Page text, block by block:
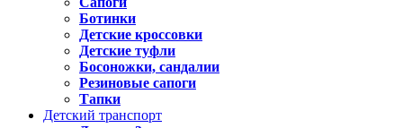
Ботинки
Детские кроссовки
Детские туфли
Босоножки, сандалии
Резиновые сапоги
Тапки
Детский транспорт